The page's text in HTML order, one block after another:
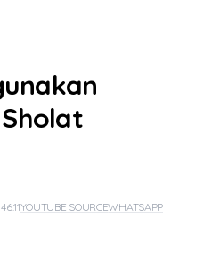
YOUTUBE SOURCEWHATSAPP